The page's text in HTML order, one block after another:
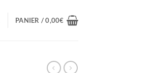
PANIER /0,00€